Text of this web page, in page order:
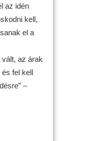
az idén
kell,
el a
az árak
és fel kell
–